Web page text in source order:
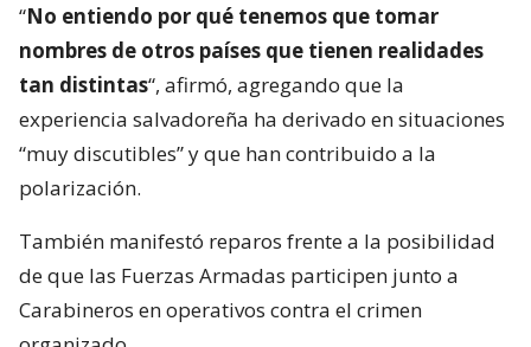
“No entiendo por qué tenemos que tomar
nombres de otros países que tienen realidades
tan distintas“, afirmó, agregando que la
experiencia salvadoreña ha derivado en situaciones
“muy discutibles” y que han contribuido a la
polarización.
También manifestó reparos frente a la posibilidad
de que las Fuerzas Armadas participen junto a
Carabineros en operativos contra el crimen